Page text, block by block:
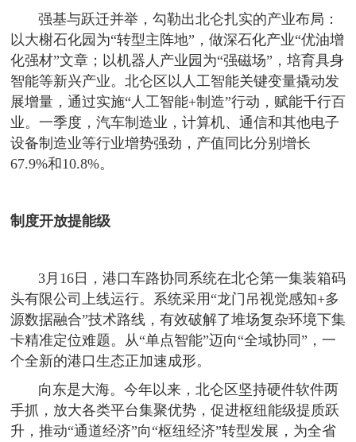
强基与跃迁并举，勾勒出北仑扎实的产业布局：
以大榭石化园为“转型主阵地”，做深石化产业“优油增
化强材”文章；以机器人产业园为“强磁场”，培育具身
智能等新兴产业。北仑区以人工智能关键变量撬动发
展增量，通过实施“人工智能+制造”行动，赋能千行百
业。一季度，汽车制造业，计算机、通信和其他电子
设备制造业等行业增势强劲，产值同比分别增长
67.9%和10.8%。
制度开放提能级
3月16日，港口车路协同系统在北仑第一集装箱码
头有限公司上线运行。系统采用“龙门吊视觉感知+多
源数据融合”技术路线，有效破解了堆场复杂环境下集
卡精准定位难题。从“单点智能”迈向“全域协同”，一
个全新的港口生态正加速成形。
向东是大海。今年以来，北仑区坚持硬件软件两
手抓，放大各类平台集聚优势，促进枢纽能级提质跃
升，推动“通道经济”向“枢纽经济”转型发展，为全省